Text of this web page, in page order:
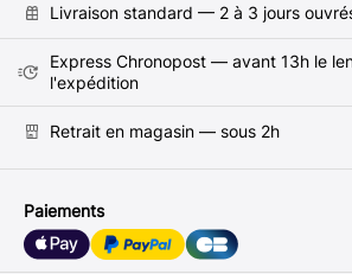
Livraison standard — 2 à 3 jours
Express Chronopost — avant 13h le
l'expédition
Retrait en magasin — sous 2h
Paiements